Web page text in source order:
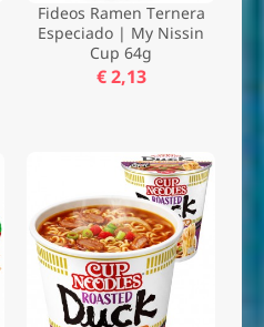
Fideos Ramen Ternera
Especiado | My Nissin
Cup 64g
€ 2,13